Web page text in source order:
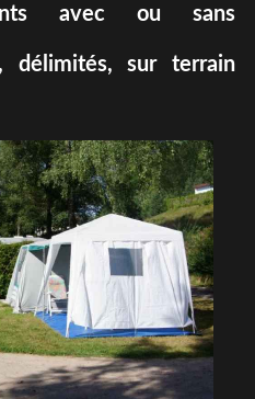
avec ou sans
délimités, sur terrain